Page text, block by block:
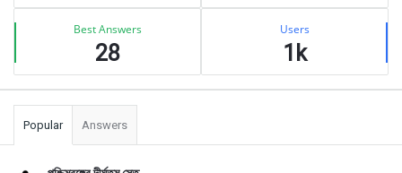
Best Answers
28
Users
1k
Popular Answers